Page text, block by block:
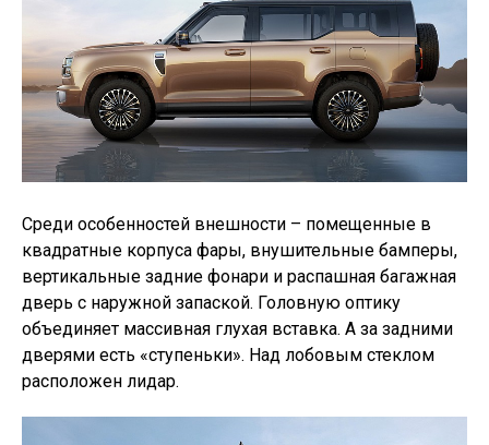
Среди особенностей внешности – помещенные в
квадратные корпуса фары, внушительные бамперы,
вертикальные задние фонари и распашная багажная
дверь с наружной запаской. Головную оптику
объединяет массивная глухая вставка. А за задними
дверями есть «ступеньки». Над лобовым стеклом
расположен лидар.